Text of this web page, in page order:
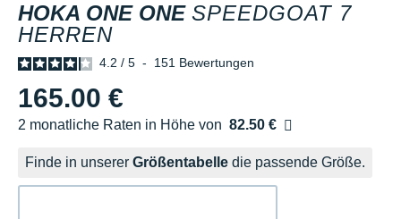
HOKA ONE ONE SPEEDGOAT 7
HERREN
4.2 / 5 - 151 Bewertungen
165.00 €
2 monatliche Raten in Höhe von 82.50 €
Ohne Zusatzkosten
Finde in unserer Größentabelle die passende Größe.